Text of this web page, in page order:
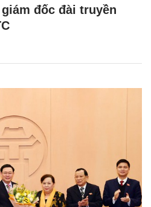
đốc đài truyền